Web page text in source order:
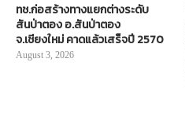
ทช.ก่อสร้างทางแยกต่างระดับ
สันป่าตอง อ.สันป่าตอง
จ.เชียงใหม่ คาดแล้วเสร็จปี 2570
August 3, 2026